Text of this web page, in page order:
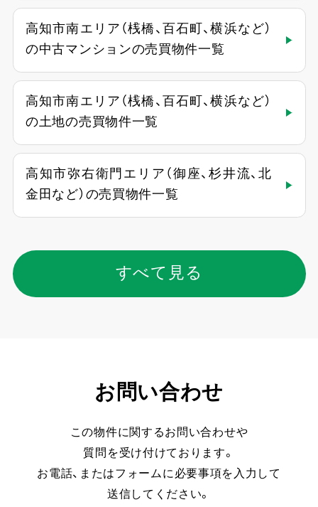
高知市南エリア（桟橋、百石町、横浜など）
の中古マンションの売買物件一覧
高知市南エリア（桟橋、百石町、横浜など）
の土地の売買物件一覧
高知市弥右衛門エリア（御座、杉井流、北
金田など）の売買物件一覧
すべて見る
お問い合わせ
この物件に関するお問い合わせや
質問を受け付けております。
お電話、またはフォームに必要事項を入力して
送信してください。